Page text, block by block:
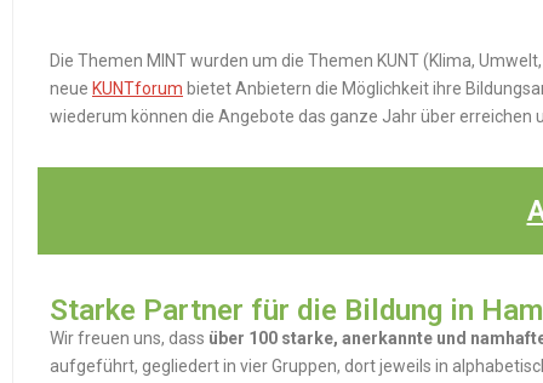
Die Themen MINT wurden um die Themen KUNT (Klima,
neue KUNTforum bietet Anbietern die Möglichkeit ihre
wiederum können die Angebote das ganze Jahr über erreichen
Starke Partner für die Bildung in
Wir freuen uns, dass über 100 starke, anerkannte und
aufgeführt, gegliedert in vier Gruppen, dort jeweils in